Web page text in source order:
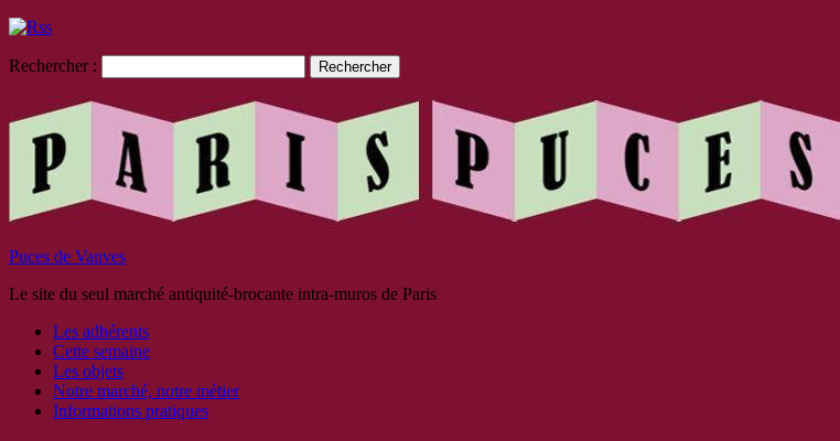
Rechercher :
Puces de Vanves
Le site du seul marché antiquité-brocante intra-muros de Paris
Les adhérents
Cette semaine
Les objets
Notre marché, notre métier
Informations pratiques